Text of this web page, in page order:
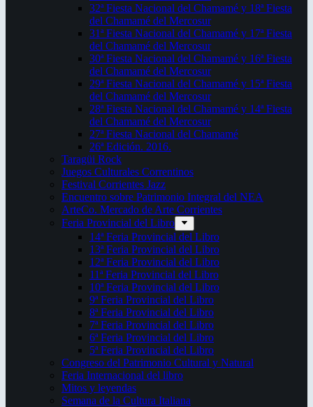
32ª Fiesta Nacional del Chamamé y 18ª Fiesta
del Chamamé del Mercosur
31ª Fiesta Nacional del Chamamé y 17ª Fiesta
del Chamamé del Mercosur
30ª Fiesta Nacional del Chamamé y 16ª Fiesta
del Chamamé del Mercosur
29ª Fiesta Nacional del Chamamé y 15ª Fiesta
del Chamamé del Mercosur
28ª Fiesta Nacional del Chamamé y 14ª Fiesta
del Chamamé del Mercosur
27ª Fiesta Nacional del Chamamé
26ª Edición. 2016.
Taragüi Rock
Juegos Culturales Correntinos
Festival Corrientes Jazz
Encuentro sobre Patrimonio Integral del NEA
ArteCo. Mercado de Arte Corrientes
Feria Provincial del Libro
14ª Feria Provincial del Libro
13ª Feria Provincial del Libro
12ª Feria Provincial del Libro
11ª Feria Provincial del Libro
10ª Feria Provincial del Libro
9ª Feria Provincial del Libro
8ª Feria Provincial del Libro
7ª Feria Provincial del Libro
6ª Feria Provincial del Libro
5ª Feria Provincial del Libro
Congreso del Patrimonio Cultural y Natural
Feria Internacional del libro
Mitos y leyendas
Semana de la Cultura Italiana